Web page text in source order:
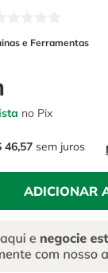
e Ferramentas
no Pix
46,57 sem juros
ADICIONAR